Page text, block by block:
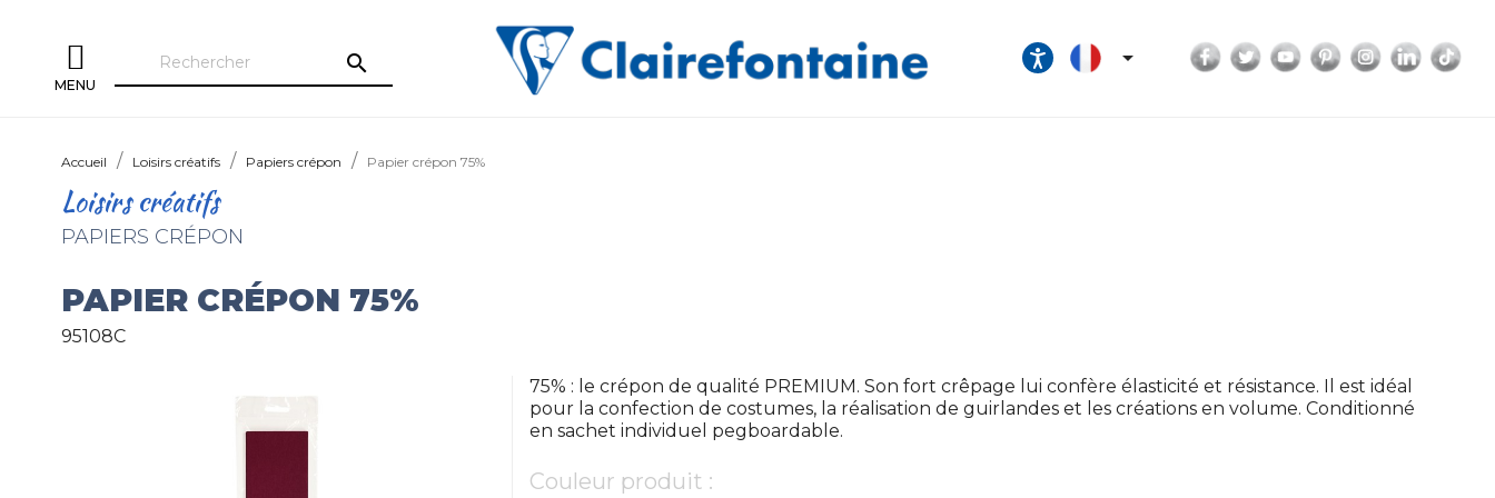
MENU
search  Facebook
TwitterYouTubePinterestInstagram
Accueil Loisirs créatifs Papiers crépon Papier crépon 75%
Loisirs créatifs
PAPIERS CRÉPON
PAPIER CRÉPON 75%
95108C
75% : le crépon de qualité PREMIUM. Son fort crêpage lui confère élasticité et résistance. Il est idéal
pour la confection de costumes, la réalisation de guirlandes et les créations en volume. Conditionné
en sachet individuel pegboardable.
Couleur produit :